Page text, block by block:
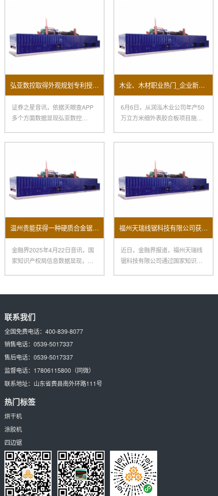
弘亚数控取得外观规划专利授权：“数控四边锯”
证券之星音讯，依据天眼查APP
多个方面数据显现弘亚数控
木业、木材职业热门_企业新闻-木业网
6月6日，从润泓木业公司年产50
万立方米细外表胶合板项目施工
温州贵能获得一种硬质合金锯条磨齿机床专利
金融界2025年4月22日音讯，国
家知识产权局信息数据显现，温
福州天瑞线锯科技有限公司获新专利：提升开方机换料效率助力制造业变革
近日，金融界报道，福州天瑞线
锯科技有限公司通过国家知识产
联系我们
全国免费电话： 400-839-8077
销售电话： 0539-5017337
售后电话： 0539-5017337
监督电话： 17806115800（同微）
联系地址： 山东省费县南外环路111号
热门标签
烘干机
涂胶机
四边锯